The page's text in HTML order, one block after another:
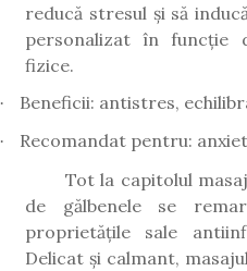
reducă stresul și să
personalizat în funcție
fizice.
· Beneficii: antistres,
·
Recomandat pentru:
Tot la capitolul
de gălbenele se
proprietățile sale
Delicat și calmant,